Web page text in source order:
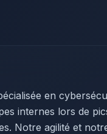
en
internes lors de
Notre agilité et